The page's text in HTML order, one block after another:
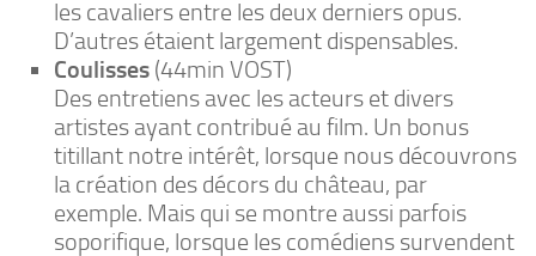
les cavaliers entre les deux derniers opus.
D’autres étaient largement dispensables.
Coulisses (44min VOST)
Des entretiens avec les acteurs et divers
artistes ayant contribué au film. Un bonus
titillant notre intérêt, lorsque nous découvrons
la création des décors du château, par
exemple. Mais qui se montre aussi parfois
soporifique, lorsque les comédiens survendent